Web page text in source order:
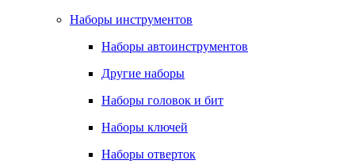
Наборы инструментов
Наборы автоинструментов
Другие наборы
Наборы головок и бит
Наборы ключей
Наборы отверток